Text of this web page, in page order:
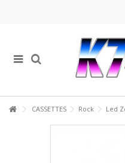
Cassettes Audios
Avis aux nostalgiques de la
préféré est de retour !
Retrouvez les artistes qui ont
dans notre sélection de K7,
Walkmans, boombox
Prochainement, retrouvez
CASSETTES Rock Led